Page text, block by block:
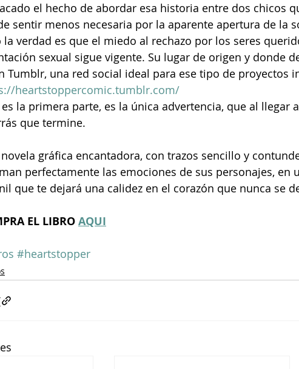
el hecho de abordar esa historia entre dos chicos
sentir menos necesaria por la aparente apertura de la
la verdad es que el miedo al rechazo por los seres
sexual sigue vigente. Su lugar de origen y donde
Tumblr, una red social ideal para ese tipo de proyectos
heartstoppercomic.tumblr.com/
es la primera parte, es la única advertencia, que al llegar
que termine.
gráfica encantadora, con trazos sencillo y
perfectamente las emociones de sus personajes, en
que te dejará una calidez en el corazón que nunca se
EL LIBRO AQUI
#heartstopper